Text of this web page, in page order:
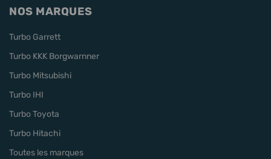
NOS MARQUES
Turbo Garrett
Turbo KKK Borgwarnner
Turbo Mitsubishi
Turbo IHI
Turbo Toyota
Turbo Hitachi
Toutes les marques